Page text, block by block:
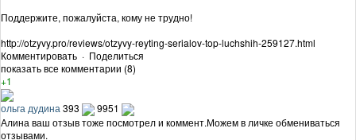
Поддержите, пожалуйста, кому не трудно!
http://otzyvy.pro/reviews/otzyvy-reyting-serialov-top-luchshih-259127.html
Комментировать · Поделиться
показать все комментарии (8)
+1
ольга дудина 393
9951
Алина ваш отзыв тоже посмотрел и коммент.Можем в личке обмениваться
отзывами.